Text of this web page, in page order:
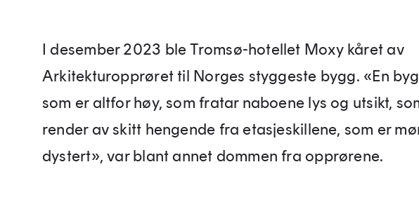
I desember 2023 ble Tromsø-hotellet Moxy kåret av
Arkitekturopprøret til Norges styggeste bygg. «En
som er altfor høy, som fratar naboene lys og utsikt,
render av skitt hengende fra etasjeskillene, som er
dystert», var blant annet dommen fra opprørene.